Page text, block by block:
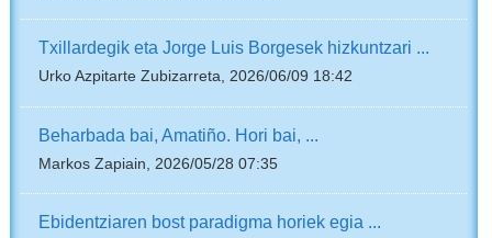
Txillardegik eta Jorge Luis Borgesek hizkuntzari ...
Urko Azpitarte Zubizarreta, 2026/06/09 18:42
Beharbada bai, Amatiño. Hori bai, ...
Markos Zapiain, 2026/05/28 07:35
Ebidentziaren bost paradigma horiek egia ...